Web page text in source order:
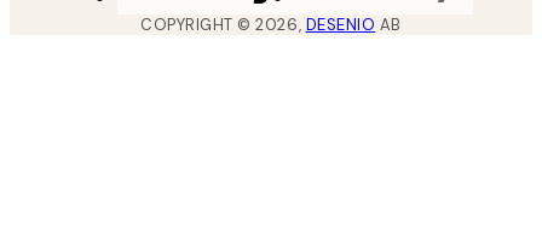
COPYRIGHT ©2026, DESENIO AB